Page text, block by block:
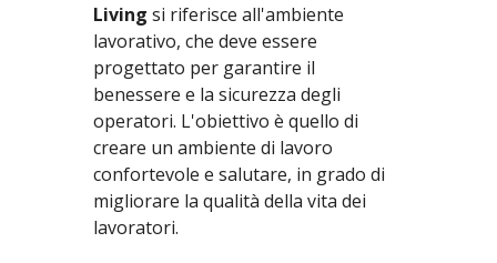
Living si riferisce all'ambiente
lavorativo, che deve essere
progettato per garantire il
benessere e la sicurezza degli
operatori. L'obiettivo è quello di
creare un ambiente di lavoro
confortevole e salutare, in grado di
migliorare la qualità della vita dei
lavoratori.